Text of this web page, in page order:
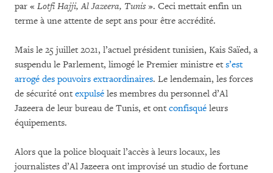
par « Lotfi Hajji, Al Jazeera, Tunis». Ceci mettait enfin un
terme à une attente de sept ans pour être accrédité.
Mais le 25 juillet 2021, l’actuel président tunisien, Kais Saïed, a
suspendu le Parlement, limogé le Premier ministre et s’est
arrogé des pouvoirs extraordinaires. Le lendemain, les forces
de sécurité ont expulsé les membres du personnel d’Al
Jazeera de leur bureau de Tunis, et ont confisqué leurs
équipements.
Alors que la police bloquait l’accès à leurs locaux, les
journalistes d’Al Jazeera ont improvisé un studio de fortune